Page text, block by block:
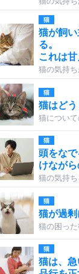
猫
猫が飼
る。
これは
猫の気持
猫
猫はど
猫につい
猫
頭をな
けながら
猫の気持
猫
猫が過剰
猫の困っ
猫
猫は、